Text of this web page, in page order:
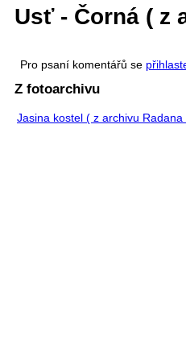
Usť - Čorná ( z
Pro psaní komentářů se
Z fotoarchivu
Jasina kostel ( z archivu Radana